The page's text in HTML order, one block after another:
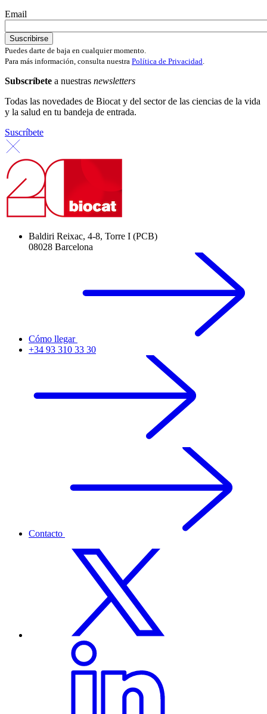
Email
Puedes darte de baja en cualquier momento.
Para más información, consulta nuestra Política de Privacidad.
Subscríbete a nuestras newsletters
Todas las novedades de Biocat y del sector de las ciencias de la vida
y la salud en tu bandeja de entrada.
Suscríbete
Baldiri Reixac, 4-8, Torre I (PCB)
08028 Barcelona
Cómo llegar
+34 93 310 33 30
Contacto